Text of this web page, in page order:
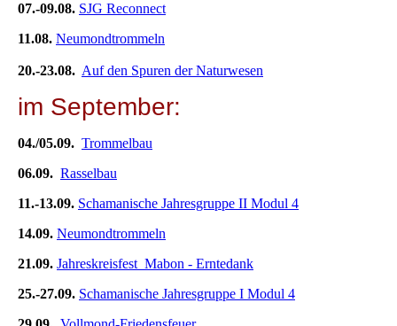
07.-09.08. SJG Reconnect
11.08. Neumondtrommeln
20.-23.08. Auf den Spuren der Naturwesen
im September:
04./05.09. Trommelbau
06.09. Rasselbau
11.-13.09. Schamanische Jahresgruppe II Modul 4
14.09. Neumondtrommeln
21.09. Jahreskreisfest Mabon - Erntedank
25.-27.09. Schamanische Jahresgruppe I Modul 4